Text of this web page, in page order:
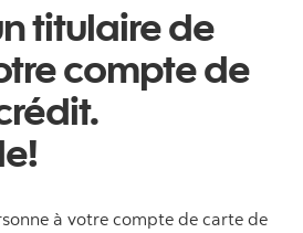
titulaire de
compte de
à votre compte de carte de